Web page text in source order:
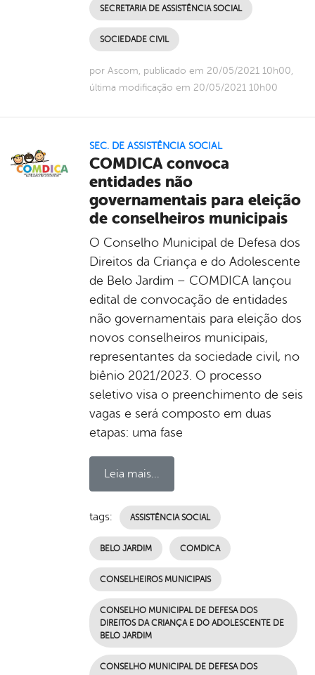
SECRETARIA DE ASSISTÊNCIA SOCIAL
SOCIEDADE CIVIL
por Ascom, publicado em 20/05/2021 10h00,
última modificação em 20/05/2021 10h00
SEC. DE ASSISTÊNCIA SOCIAL
COMDICA convoca
entidades não
governamentais para eleição
de conselheiros municipais
O Conselho Municipal de Defesa dos
Direitos da Criança e do Adolescente
de Belo Jardim – COMDICA lançou
edital de convocação de entidades
não governamentais para eleição dos
novos conselheiros municipais,
representantes da sociedade civil, no
biênio 2021/2023. O processo
seletivo visa o preenchimento de seis
vagas e será composto em duas
etapas: uma fase
Leia mais...
tags: ASSISTÊNCIA SOCIAL
BELO JARDIM COMDICA
CONSELHEIROS MUNICIPAIS
CONSELHO MUNICIPAL DE DEFESA DOS
DIREITOS DA CRIANÇA E DO ADOLESCENTE DE
BELO JARDIM
CONSELHO MUNICIPAL DE DEFESA DOS